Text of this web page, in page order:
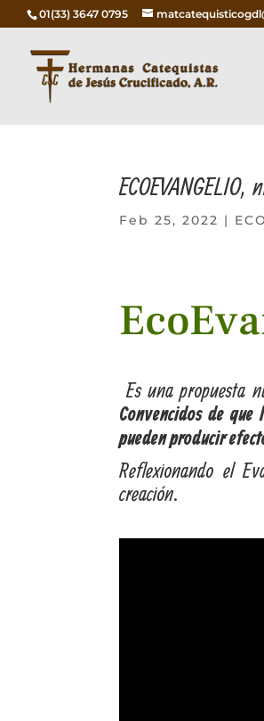
01(33) 3647 0795
Feb 25, 2022 |
Es una propuesta
Convencidos de
pueden producir
Reflexionando el
creación.